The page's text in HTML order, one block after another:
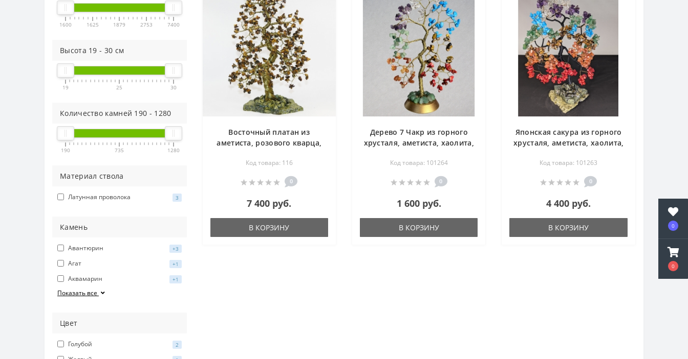
0
0
1600 1625 1879 2753 7400
Высота 19 - 30 см
19 25 30
Количество камней 190 - 1280
190 735 1280
Материал ствола
Латунная проволока 3
Камень
Авантюрин +3
Агат +1
Аквамарин +1
Показать все
Цвет
Голубой 2
Восточный платан из
аметиста, розового кварца,
камня, тигрового глаза,
пренита, нефрита -
долголетие - дерево счастья
Код товара: 116
0
7 400 руб.
В КОРЗИНУ
Дерево 7 Чакр из горного
хрусталя, аметиста, хаолита,
глаза, сердолика, коралла -
дерево счастья
Код товара: 101264
0
1 600 руб.
В КОРЗИНУ
Японская сакура из горного
хрусталя, аметиста, хаолита,
глаза, сердолика, коралла - 7
Чакр - дерево счастья
Код товара: 101263
0
4 400 руб.
В КОРЗИНУ